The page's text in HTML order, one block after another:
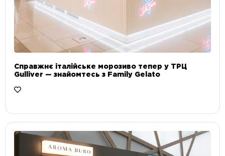
Справжнє італійське морозиво тепер у ТРЦ
Gulliver — знайомтесь з Family Gelato